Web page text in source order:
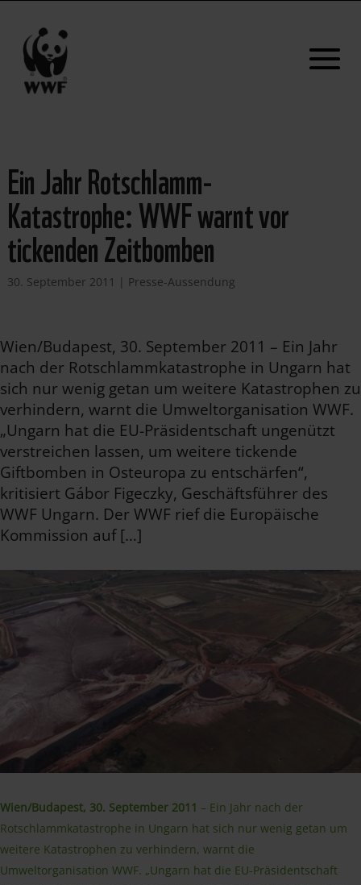
Ein Jahr Rotschlamm-
Katastrophe: WWF warnt vor
tickenden Zeitbomben
30. September 2011 | Presse-Aussendung
Wien/Budapest, 30. September 2011 – Ein Jahr
nach der Rotschlammkatastrophe in Ungarn hat
sich nur wenig getan um weitere Katastrophen zu
verhindern, warnt die Umweltorganisation WWF.
„Ungarn hat die EU-Präsidentschaft ungenützt
verstreichen lassen, um weitere tickende
Giftbomben in Osteuropa zu entschärfen“,
kritisiert Gábor Figeczky, Geschäftsführer des
WWF Ungarn. Der WWF rief die Europäische
Kommission auf […]
Wien/Budapest, 30. September 2011 – Ein Jahr nach der
Rotschlammkatastrophe in Ungarn hat sich nur wenig getan um
weitere Katastrophen zu verhindern, warnt die
Umweltorganisation WWF. „Ungarn hat die EU-Präsidentschaft